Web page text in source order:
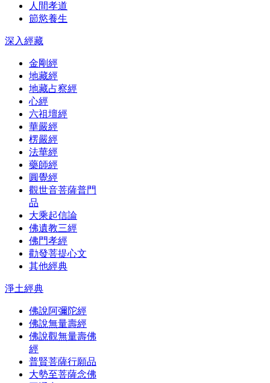
人間孝道
節慾養生
深入經藏
金剛經
地藏經
地藏占察經
心經
六祖壇經
華嚴經
楞嚴經
法華經
藥師經
圓覺經
觀世音菩薩普門
品
大乘起信論
佛遺教三經
佛門孝經
勸發菩提心文
其他經典
淨土經典
佛說阿彌陀經
佛說無量壽經
佛說觀無量壽佛
經
普賢菩薩行願品
大勢至菩薩念佛